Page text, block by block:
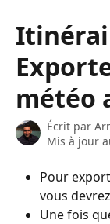
météo
Écrit par
Mis à jour
Pour
vous
Une fois